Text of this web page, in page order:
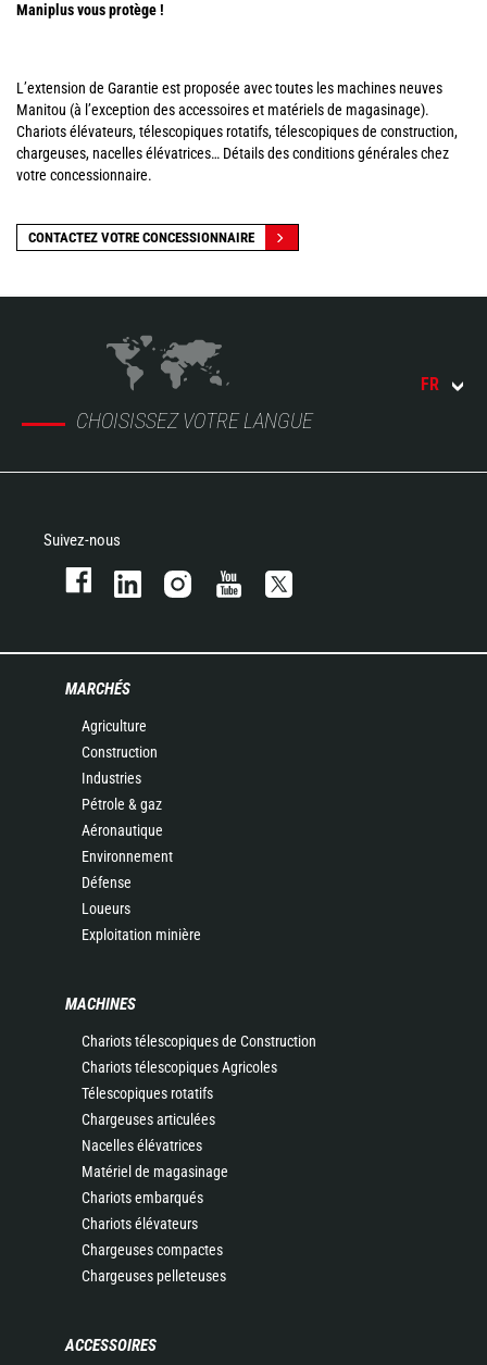
Maniplus vous protège !
L’extension de Garantie est proposée avec toutes les machines neuves
Manitou (à l’exception des accessoires et matériels de magasinage).
Chariots élévateurs, télescopiques rotatifs, télescopiques de construction,
chargeuses, nacelles élévatrices… Détails des conditions générales chez
votre concessionnaire.
CONTACTEZ VOTRE CONCESSIONNAIRE
CHOISISSEZ VOTRE LANGUE
FR
Suivez-nous
MARCHÉS
Agriculture
Construction
Industries
Pétrole & gaz
Aéronautique
Environnement
Défense
Loueurs
Exploitation minière
MACHINES
Chariots télescopiques de Construction
Chariots télescopiques Agricoles
Télescopiques rotatifs
Chargeuses articulées
Nacelles élévatrices
Matériel de magasinage
Chariots embarqués
Chariots élévateurs
Chargeuses compactes
Chargeuses pelleteuses
ACCESSOIRES